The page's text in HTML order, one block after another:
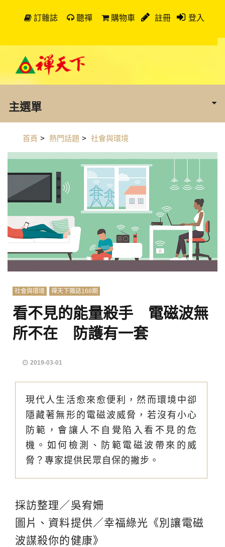
訂雜誌 聽禪 購物車 註冊 登入
主選單
首頁 > 熱門話題 > 社會與環境
社會與環境 禪天下雜誌168期
看不見的能量殺手 電磁波無
所不在 防護有一套
2019-03-01
現代人生活愈來愈便利，然而環境中卻
隱藏著無形的電磁波威脅，若沒有小心
防範，會讓人不自覺陷入看不見的危
機。如何檢測、防範電磁波帶來的威
脅？專家提供民眾自保的撇步。
採訪整理／吳宥姍
圖片、資料提供／幸福綠光《別讓電磁
波謀殺你的健康》